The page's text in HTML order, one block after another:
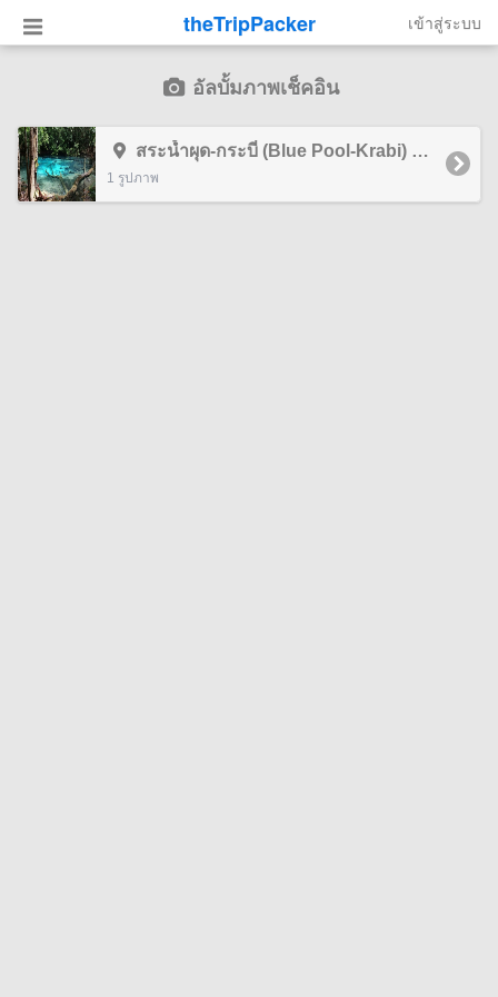
theTripPacker เข้าสู่ระบบ
อัลบั้มภาพเช็คอิน
สระน้ำผุด-กระบี่ (Blue Pool-Krabi) กระบี่
1 รูปภาพ